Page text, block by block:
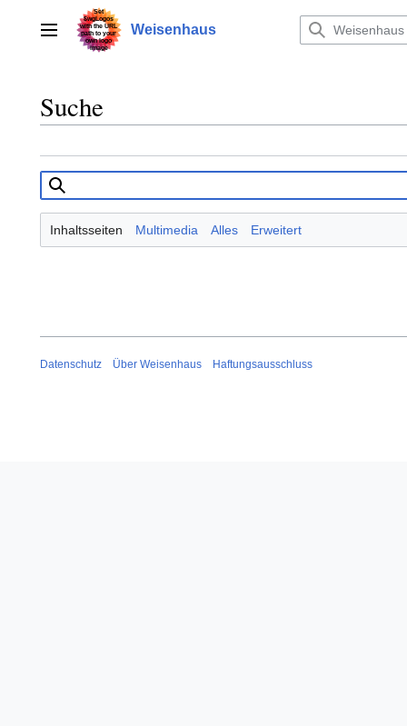
springenHauptmenü Weisenhaus
Suche
Inhaltsseiten Multimedia Alles Erweitert
Datenschutz Über Weisenhaus Haftungsausschluss